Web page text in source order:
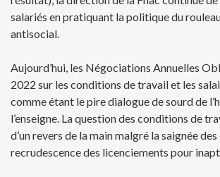
salariés en pratiquant la politique du
antisocial.
Aujourd’hui, les Négociations Annuelles
2022 sur les conditions de travail et les
comme étant le pire dialogue de sourd de
l’enseigne. La question des conditions de
d’un revers de la main malgré la saignée
recrudescence des licenciements pour